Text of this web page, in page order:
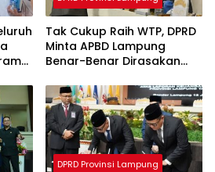
Tak Cukup Raih WTP, DPRD
Minta APBD Lampung
Benar-Benar Dirasakan
DPRD Provinsi Lampung